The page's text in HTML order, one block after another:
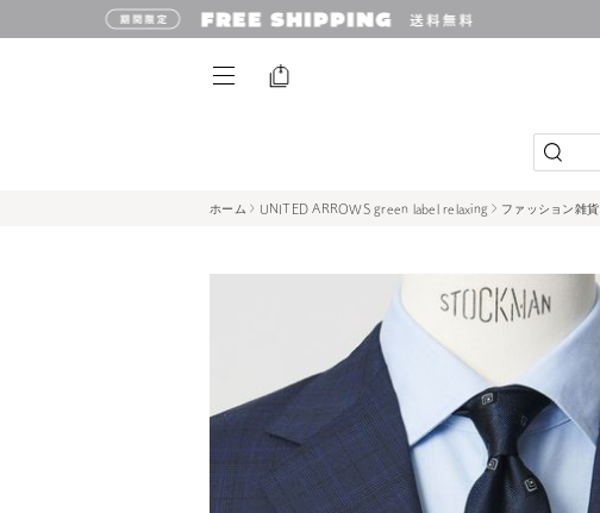
ホーム UNITED ARROWS green label relaxing ファッション雑貨